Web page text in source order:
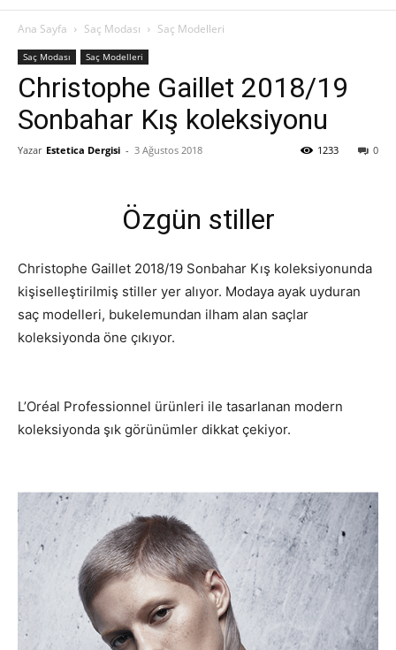
Ana Sayfa Saç Modası Saç Modelleri
Saç Modası Saç Modelleri
Christophe Gaillet 2018/19
Sonbahar Kış koleksiyonu
Yazar Estetica Dergisi - 3 Ağustos 2018 0
1233
Özgün stiller
Christophe Gaillet 2018/19 Sonbahar Kış koleksiyonunda
kişiselleştirilmiş stiller yer alıyor. Modaya ayak uyduran
saç modelleri, bukelemundan ilham alan saçlar
koleksiyonda öne çıkıyor.
L’Oréal Professionnel ürünleri ile tasarlanan modern
koleksiyonda şık görünümler dikkat çekiyor.